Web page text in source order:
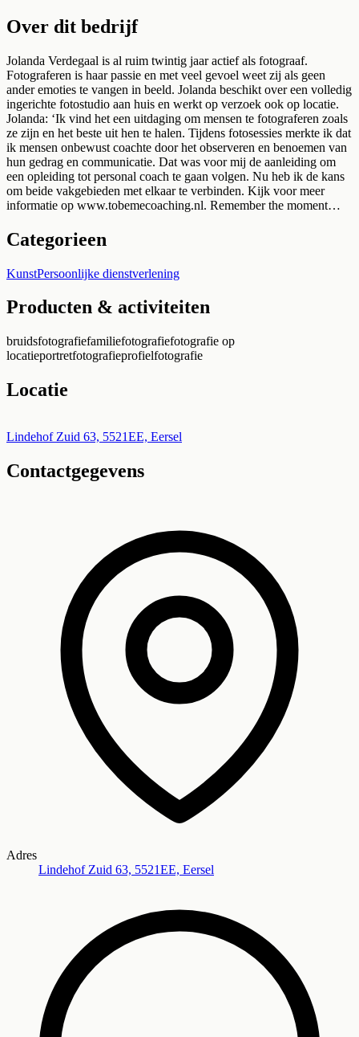
Over dit bedrijf
Jolanda Verdegaal is al ruim twintig jaar actief als fotograaf.
Fotograferen is haar passie en met veel gevoel weet zij als geen
ander emoties te vangen in beeld. Jolanda beschikt over een volledig
ingerichte fotostudio aan huis en werkt op verzoek ook op locatie.
Jolanda: ‘Ik vind het een uitdaging om mensen te fotograferen zoals
ze zijn en het beste uit hen te halen. Tijdens fotosessies merkte ik dat
ik mensen onbewust coachte door het observeren en benoemen van
hun gedrag en communicatie. Dat was voor mij de aanleiding om
een opleiding tot personal coach te gaan volgen. Nu heb ik de kans
om beide vakgebieden met elkaar te verbinden. Kijk voor meer
informatie op www.tobemecoaching.nl. Remember the moment…
Categorieen
KunstPersoonlijke dienstverlening
Producten & activiteiten
bruidsfotografiefamiliefotografiefotografie op
locatieportretfotografieprofielfotografie
Locatie
+
−
Lindehof Zuid 63, 5521EE, Eersel
Contactgegevens
Adres
Lindehof Zuid 63, 5521EE, Eersel